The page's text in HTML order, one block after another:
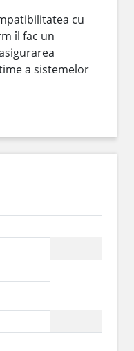
cu
îl fac un
a sistemelor